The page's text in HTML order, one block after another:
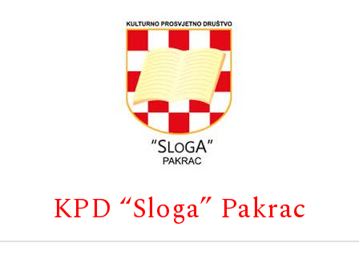
KPD “Sloga” Pakrac